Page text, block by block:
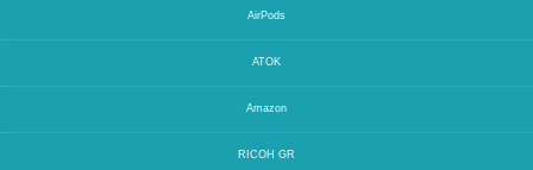
AirPods
ATOK
Amazon
RICOH GR